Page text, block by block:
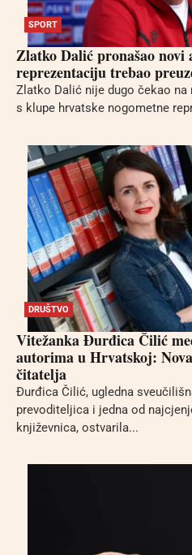
SPORT
Zlatko Dalić pronašao novi
reprezentaciju trebao
Zlatko Dalić nije dugo čekao na
s klupe hrvatske nogometne
DRUŠTVO
Vitežanka Đurđica Čilić
autorima u Hrvatskoj:
čitatelja
Đurđica Čilić, ugledna
prevoditeljica i jedna od
književnica, ostvarila...